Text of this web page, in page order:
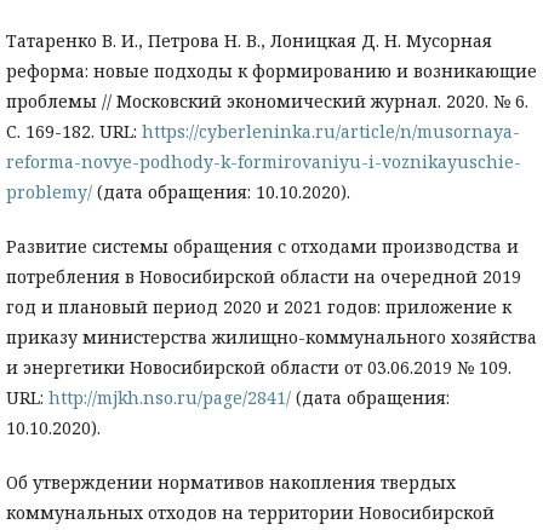
Татаренко В. И., Петрова Н. В., Лоницкая Д. Н. Мусорная
реформа: новые подходы к формированию и возникающие
проблемы // Московский экономический журнал. 2020. № 6.
С. 169-182. URL: https://cyberleninka.ru/article/n/musornaya-
reforma-novye-podhody-k-formirovaniyu-i-voznikayuschie-
problemy/ (дата обращения: 10.10.2020).
Развитие системы обращения с отходами производства и
потребления в Новосибирской области на очередной 2019
год и плановый период 2020 и 2021 годов: приложение к
приказу министерства жилищно-коммунального хозяйства
и энергетики Новосибирской области от 03.06.2019 № 109.
URL: http://mjkh.nso.ru/page/2841/ (дата обращения:
10.10.2020).
Об утверждении нормативов накопления твердых
коммунальных отходов на территории Новосибирской